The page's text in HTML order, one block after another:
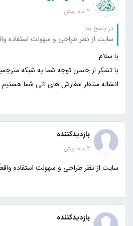
2 ماه پیش
در پاسخ به:
انشاله منتظر سفارش های آتی شما هستیم
بازدیدکننده
2 ماه پیش
سایت از نظر طراحی و سهولت استفاده
بازدیدکننده